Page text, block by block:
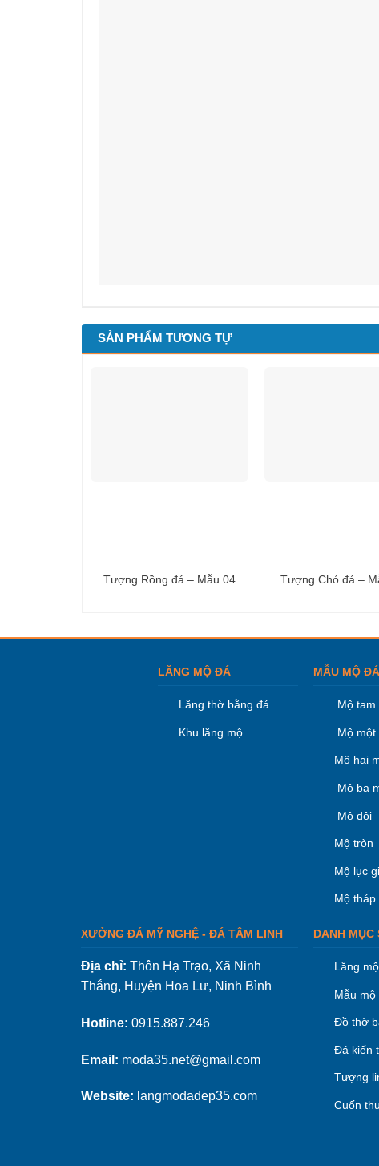
SẢN PHẨM TƯƠNG TỰ
Tượng Rồng đá – Mẫu 04 Tượng Chó đá –
LĂNG MỘ ĐÁ
Lăng thờ bằng đá
Khu lăng mộ
MẪU MỘ
Mộ tam
Mộ một
Mộ hai
Mộ ba
Mộ đôi
Mộ tròn
Mộ lục
Mộ tháp
XƯỞNG ĐÁ MỸ NGHỆ - ĐÁ TÂM LINH
Địa chỉ: Thôn Hạ Trạo, Xã Ninh
Thắng, Huyện Hoa Lư, Ninh Bình
Hotline: 0915.887.246
Email: moda35.net@gmail.com
Website: langmodadep35.com
DANH MỤC
Lăng
Mẫu mộ
Đồ thờ
Đá kiến
Tượng
Cuốn